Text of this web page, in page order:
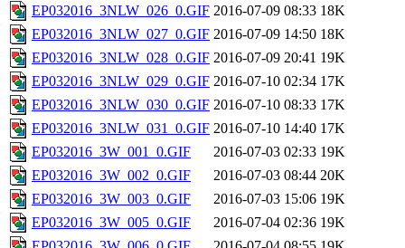
EP032016_3NLW_026_0.GIF 2016-07-09 08:33 18K
EP032016_3NLW_027_0.GIF 2016-07-09 14:50 18K
EP032016_3NLW_028_0.GIF 2016-07-09 20:41 19K
EP032016_3NLW_029_0.GIF 2016-07-10 02:34 17K
EP032016_3NLW_030_0.GIF 2016-07-10 08:33 17K
EP032016_3NLW_031_0.GIF 2016-07-10 14:40 17K
EP032016_3W_001_0.GIF
2016-07-03 02:33 19K
EP032016_3W_002_0.GIF
2016-07-03 08:44 20K
EP032016_3W_003_0.GIF
2016-07-03 15:06 19K
EP032016_3W_005_0.GIF
2016-07-04 02:36 19K